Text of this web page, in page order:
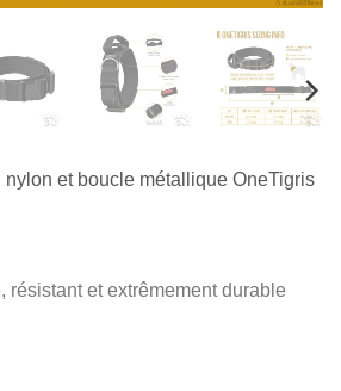
et boucle métallique OneTigris
résistant et extrêmement durable